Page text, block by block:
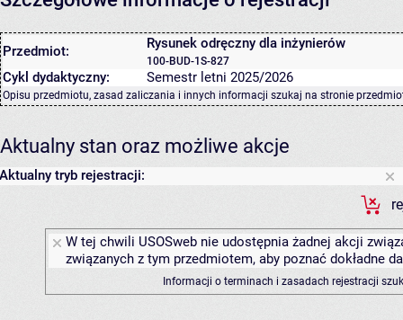
Przedmiot: Rysunek odręczny dla inżynierów
100-BUD-1S-827
Cykl dydaktyczny: Semestr letni 2025/2026
Opisu przedmiotu, zasad zaliczania i innych informacji szukaj na stronie
Aktualny stan oraz możliwe akcje
Aktualny tryb rejestracji:
W tej chwili USOSweb nie udostępnia żadnej akcji
związanych z tym przedmiotem, aby poznać dokładne
Informacji o terminach i zasadach rejestracji